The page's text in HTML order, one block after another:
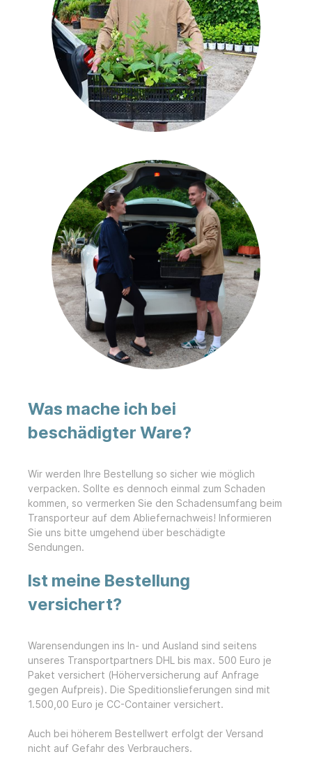
Was mache ich bei
beschädigter Ware?
Wir werden Ihre Bestellung so sicher wie möglich
verpacken. Sollte es dennoch einmal zum Schaden
kommen, so vermerken Sie den Schadensumfang beim
Transporteur auf dem Abliefernachweis! Informieren
Sie uns bitte umgehend über beschädigte
Sendungen.
Ist meine Bestellung
versichert?
Warensendungen ins In- und Ausland sind seitens
unseres Transportpartners DHL bis max. 500 Euro je
Paket versichert (Höherversicherung auf Anfrage
gegen Aufpreis). Die Speditionslieferungen sind mit
1.500,00 Euro je CC-Container versichert.
Auch bei höherem Bestellwert erfolgt der Versand
nicht auf Gefahr des Verbrauchers.